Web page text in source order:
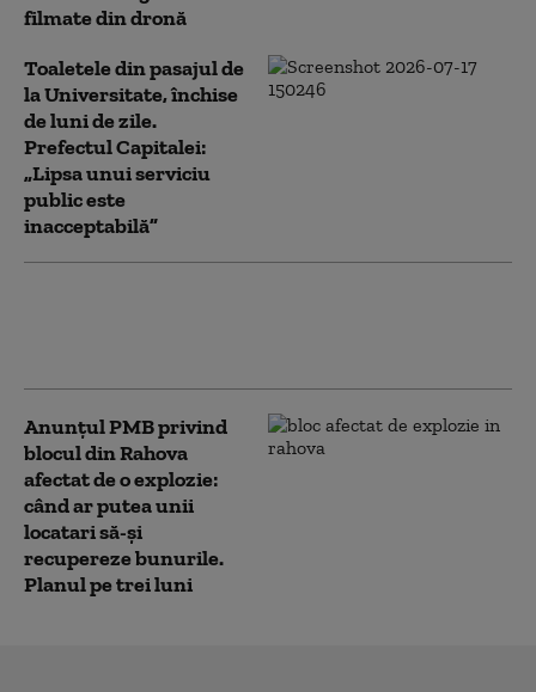
filmate din dronă
Toaletele din pasajul de
la Universitate, închise
de luni de zile.
Prefectul Capitalei:
„Lipsa unui serviciu
public este
inacceptabilă”
Anunțul PMB privind
blocul din Rahova
afectat de o explozie:
când ar putea unii
locatari să-și
recupereze bunurile.
Planul pe trei luni